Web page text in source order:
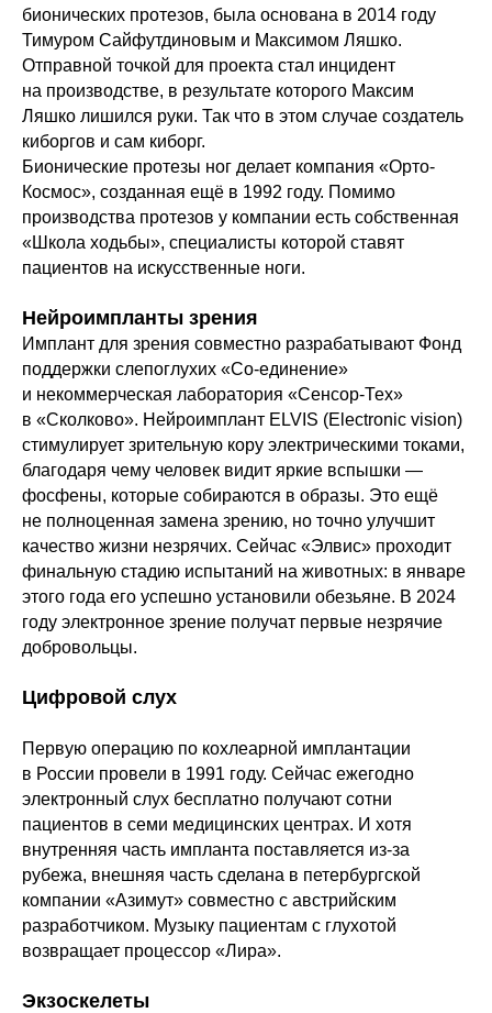
бионических протезов, была основана в 2014 году
Тимуром Сайфутдиновым и Максимом Ляшко.
Отправной точкой для проекта стал инцидент
на производстве, в результате которого Максим
Ляшко лишился руки. Так что в этом случае создатель
киборгов и сам киборг.
Бионические протезы ног делает компания «Орто-
Космос», созданная ещё в 1992 году. Помимо
производства протезов у компании есть собственная
«Школа ходьбы», специалисты которой ставят
пациентов на искусственные ноги.
Нейроимпланты зрения
Имплант для зрения совместно разрабатывают Фонд
поддержки слепоглухих «Со-единение»
и некоммерческая лаборатория «Сенсор-Тех»
в «Сколково». Нейроимплант ELVIS (Electronic vision)
стимулирует зрительную кору электрическими токами,
благодаря чему человек видит яркие вспышки —
фосфены, которые собираются в образы. Это ещё
не полноценная замена зрению, но точно улучшит
качество жизни незрячих. Сейчас «Элвис» проходит
финальную стадию испытаний на животных: в январе
этого года его успешно установили обезьяне. В 2024
году электронное зрение получат первые незрячие
добровольцы.
Цифровой слух
Первую операцию по кохлеарной имплантации
в России провели в 1991 году. Сейчас ежегодно
электронный слух бесплатно получают сотни
пациентов в семи медицинских центрах. И хотя
внутренняя часть импланта поставляется из-за
рубежа, внешняя часть сделана в петербургской
компании «Азимут» совместно с австрийским
разработчиком. Музыку пациентам с глухотой
возвращает процессор «Лира».
Экзоскелеты